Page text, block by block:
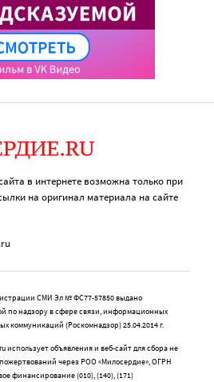
в интернете возможна только при
на оригинал материала на сайте
СМИ Эл № ФС77-57850 выдано
по надзору в сфере связи, информационных
коммуникаций (Роскомнадзор) 25.04.2014 г.
использует объявления и веб-сайт для сбора не
через РОО «Милосердие», ОГРН
финансирование (010), (140), (171)